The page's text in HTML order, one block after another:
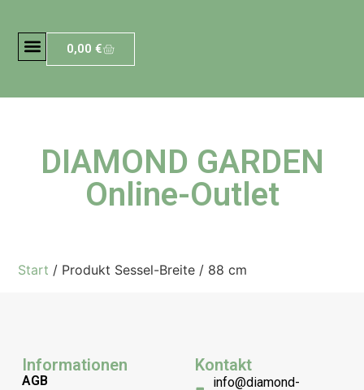
0,00€
DIAMOND GARDEN
Online-Outlet
Start / Produkt Sessel-Breite / 88 cm
Informationen
AGB
Kontakt
info@diamond-